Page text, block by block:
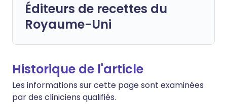
Éditeurs de recettes du
Royaume-Uni
Historique de l'article
Les informations sur cette page sont examinées
par des cliniciens qualifiés.